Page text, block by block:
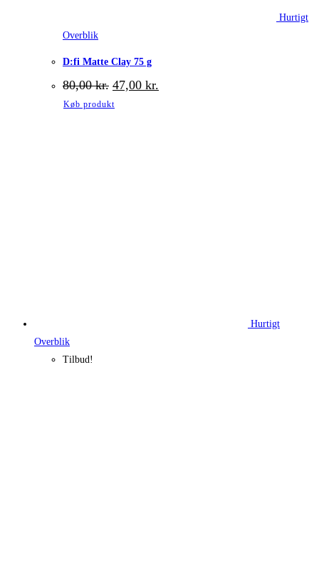
Hurtigt
Overblik
D:fi Matte Clay 75 g
80,00kr. Den
oprindelige
pris
47,00 kr.
Køb produkt
Hurtigt
Overblik
Tilbud!